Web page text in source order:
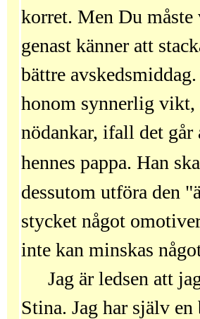
korret. Men Du måste
genast känner att
bättre
honom synnerlig
nödankar, ifall det
hennes pappa. Han
dessutom utföra den
stycket något
inte kan minskas
Jag är ledsen att
Stina. Jag har själv